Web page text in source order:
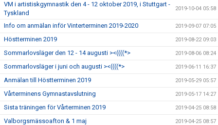
VM i artistiskgymnastik den 4 - 12 oktober 2019, i Stuttgart -
Tyskland
2019-10-04 05:58
Info om anmälan inför Vinterterminen 2019-2020 2019-09-07 07:05
Höstterminen 2019 2019-08-22 09:03
Sommarlovsläger den 12 - 14 augusti ><((((*> 2019-08-06 08:24
Sommarlovsläger i juni och augusti ><((((*> 2019-06-11 16:37
Anmälan till Höstterminen 2019 2019-05-29 05:57
Vårterminens Gymnastavslutning 2019-05-17 14:27
Sista träningen för Vårterminen 2019 2019-04-25 08:58
Valborgsmässoafton & 1 maj 2019-04-25 08:57